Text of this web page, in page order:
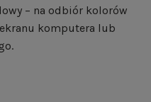
– na odbiór kolorów
komputera lub